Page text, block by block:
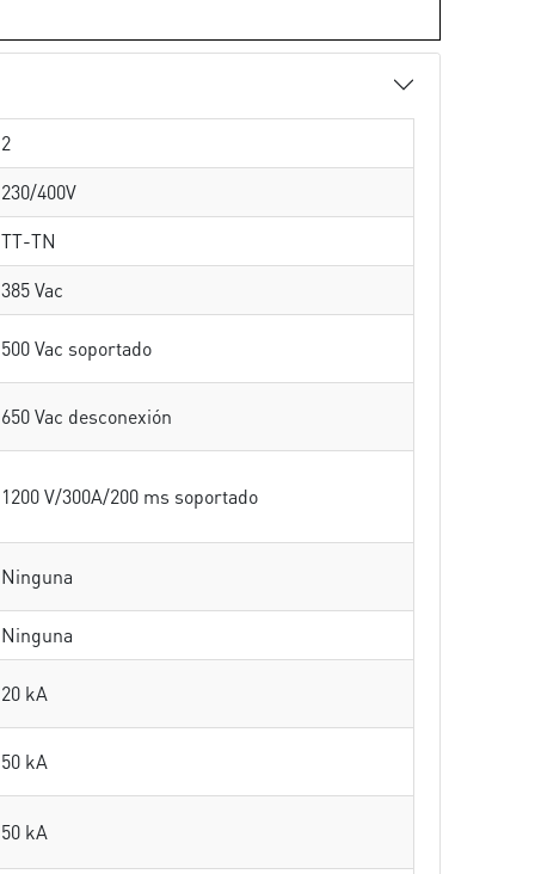
2
230/400V
TT-TN
385 Vac
500 Vac soportado
650 Vac desconexión
1200 V/300A/200 ms soportado
Ninguna
Ninguna
20 kA
50 kA
50 kA